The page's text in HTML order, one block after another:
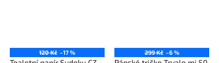
120 Kč –17 % 299 Kč –6 %